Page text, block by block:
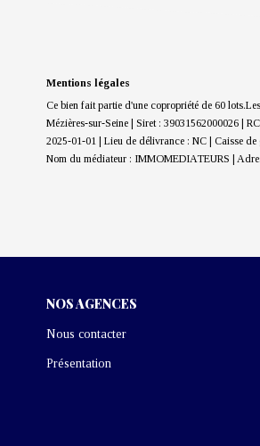
Mentions légales
Ce bien fait partie d'une copropriété de 60
Mézières-sur-Seine | Siret : 39031562000026 |
2025-01-01 | Lieu de délivrance : NC | Caisse
Nom du médiateur : IMMOMEDIATEURS |
NOS AGENCES
Nous contacter
Présentation